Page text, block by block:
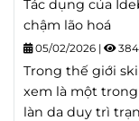
Tác dụng của
chậm lão hoá
05/02/2026 | 384
Trong thế giới
xem là một
làn da duy trì